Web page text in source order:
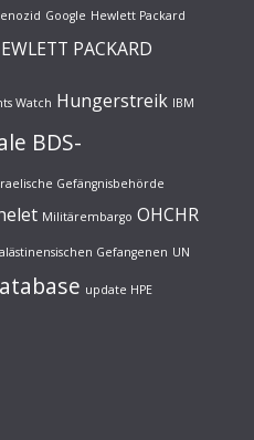
Google Hewlett Packard
PACKARD
Watch Hungerstreik IBM
BDS-
Gefängnisbehörde
Militärembargo OHCHR
Gefangenen UN
update HPE